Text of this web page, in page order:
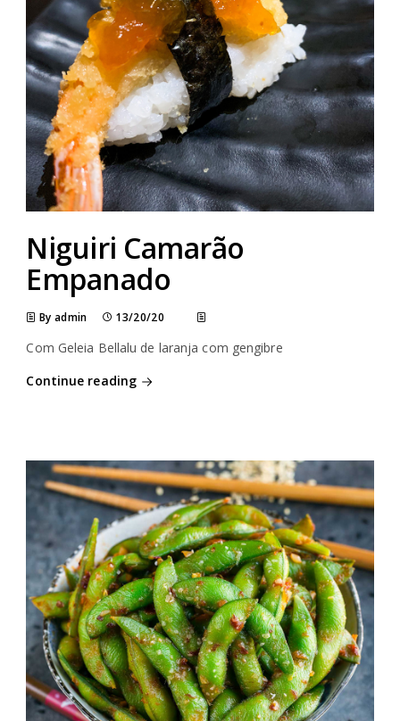
Niguiri Camarão
Empanado
By admin 13/20/20
Com Geleia Bellalu de laranja com gengibre
Continue reading